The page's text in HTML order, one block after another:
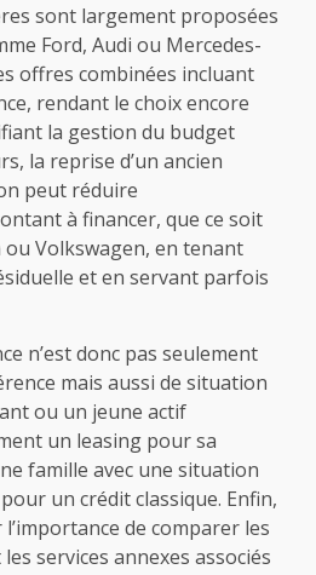
sont largement proposées
Ford, Audi ou Mercedes-
offres combinées incluant
rendant le choix encore
la gestion du budget
la reprise d’un ancien
peut réduire
à financer, que ce soit
Volkswagen, en tenant
et en servant parfois
n’est donc pas seulement
mais aussi de situation
ou un jeune actif
un leasing pour sa
famille avec une situation
un crédit classique. Enfin,
de comparer les
services annexes associés